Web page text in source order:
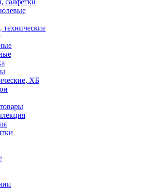
салфетки
технические
ХБ